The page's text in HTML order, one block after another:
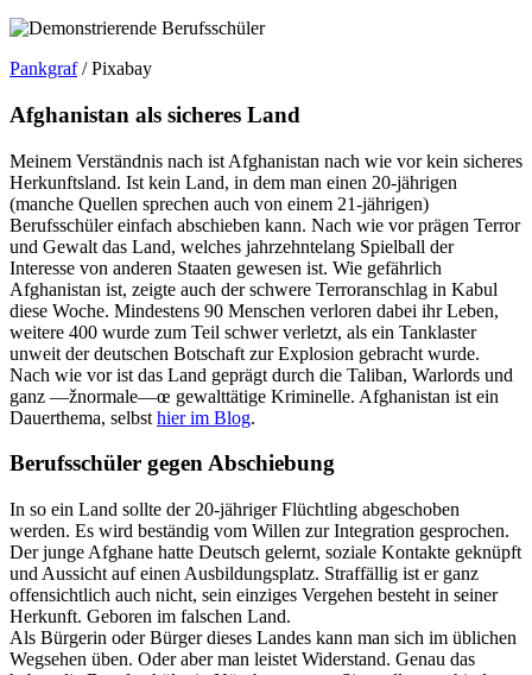
Pankgraf/ Pixabay
Afghanistan als sicheres Land
Meinem Verständnis nach ist Afghanistan nach wie vor kein sicheres
Herkunftsland. Ist kein Land, in dem man einen 20-jährigen
(manche Quellen sprechen auch von einem 21-jährigen)
Berufsschüler einfach abschieben kann. Nach wie vor prägen Terror
und Gewalt das Land, welches jahrzehntelang Spielball der
Interesse von anderen Staaten gewesen ist. Wie gefährlich
Afghanistan ist, zeigte auch der schwere Terroranschlag in Kabul
diese Woche. Mindestens 90 Menschen verloren dabei ihr Leben,
weitere 400 wurde zum Teil schwer verletzt, als ein Tanklaster
unweit der deutschen Botschaft zur Explosion gebracht wurde.
Nach wie vor ist das Land geprägt durch die Taliban, Warlords und
ganz —žnormale—œ gewalttätige Kriminelle. Afghanistan ist ein
Dauerthema, selbst hier im Blog.
Berufsschüler gegen Abschiebung
In so ein Land sollte der 20-jähriger Flüchtling abgeschoben
werden. Es wird beständig vom Willen zur Integration gesprochen.
Der junge Afghane hatte Deutsch gelernt, soziale Kontakte geknüpft
und Aussicht auf einen Ausbildungsplatz. Straffällig ist er ganz
offensichtlich auch nicht, sein einziges Vergehen besteht in seiner
Herkunft. Geboren im falschen Land.
Als Bürgerin oder Bürger dieses Landes kann man sich im üblichen
Wegsehen üben. Oder aber man leistet Widerstand. Genau das